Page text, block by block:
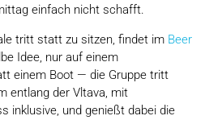
einfach nicht schafft.
tritt statt zu sitzen, findet im Beer
Idee, nur auf einem
einem Boot — die Gruppe tritt
entlang der Vltava, mit
inklusive, und genießt dabei die